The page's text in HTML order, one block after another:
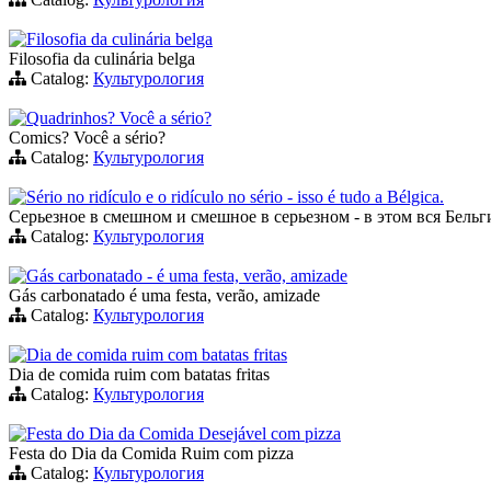
Filosofia da culinária belga
Filosofia da culinária belga
Catalog: Культурология
Quadrinhos? Você a sério?
Comics? Você a sério?
Catalog: Культурология
Sério no ridículo e o ridículo no sério - isso é tudo a Bélgica.
Серьезное в смешном и смешное в серьезном - в этом вся
Catalog: Культурология
Gás carbonatado - é uma festa, verão, amizade
Gás carbonatado é uma festa, verão, amizade
Catalog: Культурология
Dia de comida ruim com batatas fritas
Dia de comida ruim com batatas fritas
Catalog: Культурология
Festa do Dia da Comida Desejável com pizza
Festa do Dia da Comida Ruim com pizza
Catalog: Культурология